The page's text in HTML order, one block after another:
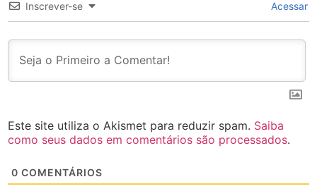
Inscrever-se Acessar
Este site utiliza o Akismet para reduzir spam. Saiba
como seus dados em comentários são processados.
0 COMENTÁRIOS